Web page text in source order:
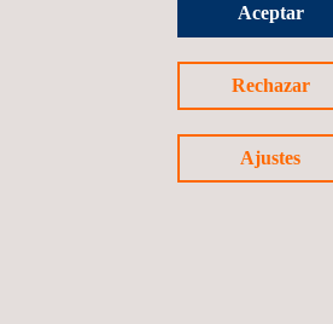
Aceptar
Rechazar
Ajustes